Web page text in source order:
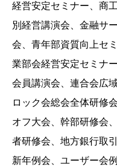
経営安定セミナー、商
別経営講演会、金融サ
会、青年部資質向上セ
業部会経営安定セミナ
会員講演会、連合会広
ロック会総会全体研修
オフ大会、幹部研修会
者研修会、地方銀行取
新年例会、ユーザー会